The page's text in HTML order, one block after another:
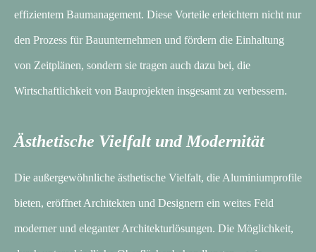
effizientem Baumanagement. Diese Vorteile erleichtern nicht nur
den Prozess für Bauunternehmen und fördern die Einhaltung
von Zeitplänen, sondern sie tragen auch dazu bei, die
Wirtschaftlichkeit von Bauprojekten insgesamt zu verbessern.
Ästhetische Vielfalt und Modernität
Die außergewöhnliche ästhetische Vielfalt, die Aluminiumprofile
bieten, eröffnet Architekten und Designern ein weites Feld
moderner und eleganter Architekturlösungen. Die Möglichkeit,